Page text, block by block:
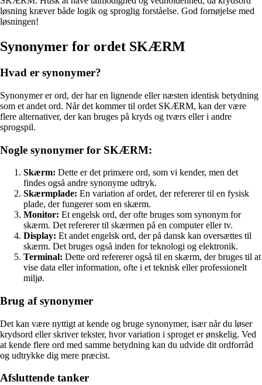
løsning kræver både logik og sproglig forståelse. God fornøjelse med
løsningen!
Synonymer for ordet SKÆRM
Hvad er synonymer?
Synonymer er ord, der har en lignende eller næsten identisk betydning
som et andet ord. Når det kommer til ordet SKÆRM, kan der være
flere alternativer, der kan bruges på kryds og tværs eller i andre
sprogspil.
Nogle synonymer for SKÆRM:
Skærm: Dette er det primære ord, som vi kender, men det
findes også andre synonyme udtryk.
Skærmplade: En variation af ordet, der refererer til en fysisk
plade, der fungerer som en skærm.
Monitor: Et engelsk ord, der ofte bruges som synonym for
skærm. Det refererer til skærmen på en computer eller tv.
Display: Et andet engelsk ord, der på dansk kan oversættes til
skærm. Det bruges også inden for teknologi og elektronik.
Terminal: Dette ord refererer også til en skærm, der bruges til at
vise data eller information, ofte i et teknisk eller professionelt
miljø.
Brug af synonymer
Det kan være nyttigt at kende og bruge synonymer, især når du løser
krydsord eller skriver tekster, hvor variation i sproget er ønskelig. Ved
at kende flere ord med samme betydning kan du udvide dit ordforråd
og udtrykke dig mere præcist.
Afsluttende tanker